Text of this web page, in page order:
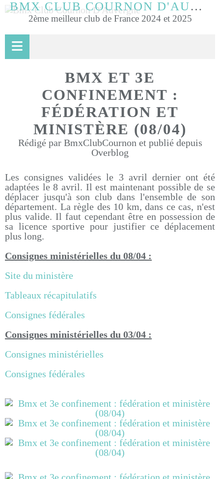
BMX CLUB COURNON D'AUVERGNE
2ème meilleur club de France 2024 et 2025
BMX ET 3E
CONFINEMENT :
FÉDÉRATION ET
MINISTÈRE (08/04)
Rédigé par BmxClubCournon et publié depuis
Overblog
Les consignes validées le 3 avril dernier ont été
adaptées le 8 avril. Il est maintenant possible de se
déplacer jusqu'à son club dans l'ensemble de son
département. La règle des 10 km, dans ce cas, n'est
plus valide. Il faut cependant être en possession de
sa licence sportive pour justifier ce déplacement
plus long.
Consignes ministérielles du 08/04 :
Site du ministère
Tableaux récapitulatifs
Consignes fédérales
Consignes ministérielles du 03/04 :
Consignes ministérielles
Consignes fédérales